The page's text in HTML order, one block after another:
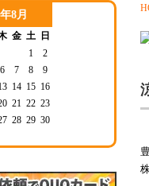
8月
金 土
日
1
2
6 7 8
9
14 15 16
21 22 23
28 29 30